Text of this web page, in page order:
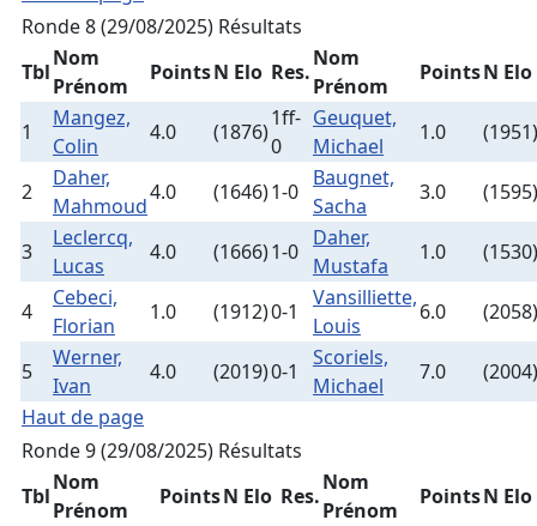
Ronde 8 (29/08/2025) Résultats
Tbl
Nom
Prénom
PointsN Elo Res.
Nom
Prénom
PointsN Elo
1
Mangez,
Colin
4.0 (1876)
1ff-
0
Geuquet,
Michael
1.0 (1951)
2
Daher,
Mahmoud
4.0 (1646)1-0
Baugnet,
Sacha
3.0 (1595)
3
Leclercq,
Lucas
4.0 (1666)1-0
Daher,
Mustafa
1.0 (1530)
4
Cebeci,
Florian
1.0 (1912)0-1
Vansilliette,
Louis
6.0 (2058)
5
Werner,
Ivan
4.0 (2019)0-1
Scoriels,
Michael
7.0
(2004)
Haut de page
Ronde 9 (29/08/2025) Résultats
Tbl
Nom
Prénom
PointsN Elo Res.
Nom
Prénom
PointsN Elo